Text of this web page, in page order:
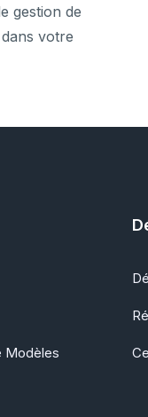
gestion de
votre
Modèles